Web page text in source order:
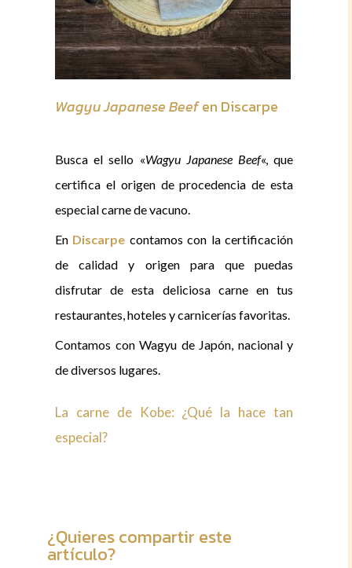
Wagyu Japanese Beefen Discarpe
Busca el sello «Wagyu Japanese Beef«, que
certifica el origen de procedencia de esta
especial carne de vacuno.
En Discarpe contamos con la certificación
de calidad y origen para que puedas
disfrutar de esta deliciosa carne en tus
restaurantes, hoteles y carnicerías favoritas.
Contamos con Wagyu de Japón, nacional y
de diversos lugares.
La carne de Kobe: ¿Qué la hace tan
especial?
¿Quieres compartir este
artículo?